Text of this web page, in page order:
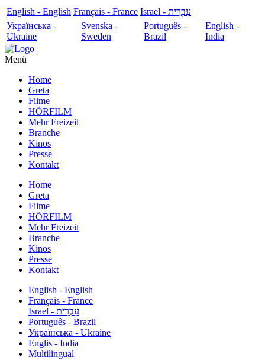
English - English Français - France
עִבְרִית - Israel
Українська -
Ukraine
Svenska -
Sweden
Português -
Brazil
English -
India
Menü
Home
Greta
Filme
HÖRFILM
Mehr Freizeit
Branche
Kinos
Presse
Kontakt
Home
Greta
Filme
HÖRFILM
Mehr Freizeit
Branche
Kinos
Presse
Kontakt
English - English
Français - France
עִבְרִית - Israel
Português - Brazil
Українська - Ukraine
Englis - India
Multilingual